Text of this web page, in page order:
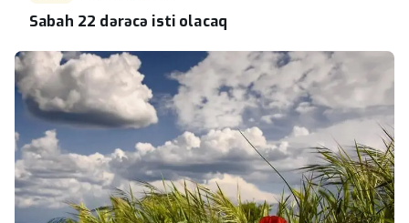
Sabah 22 dərəcə isti olacaq